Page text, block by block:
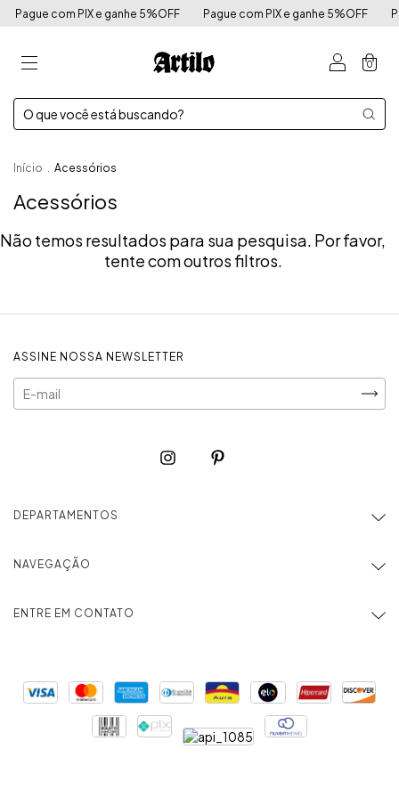
Pague com PIX e ganhe 5%OFF Pague com PIX e ganhe 5%OFF
0
Início . Acessórios
Acessórios
Não temos resultados para sua pesquisa. Por favor,
tente com outros filtros.
ASSINE NOSSA NEWSLETTER
DEPARTAMENTOS
NAVEGAÇÃO
ENTRE EM CONTATO